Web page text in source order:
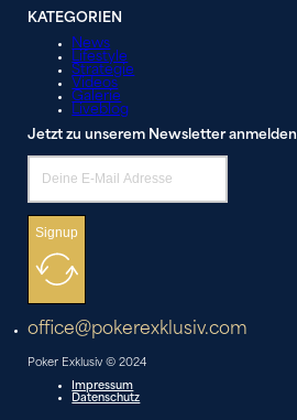
KATEGORIEN
News
Lifestyle
Strategie
Videos
Galerie
Liveblog
Jetzt zu unserem Newsletter anmelden
Signup
office@pokerexklusiv.com
Poker Exklusiv © 2024
Impressum
Datenschutz